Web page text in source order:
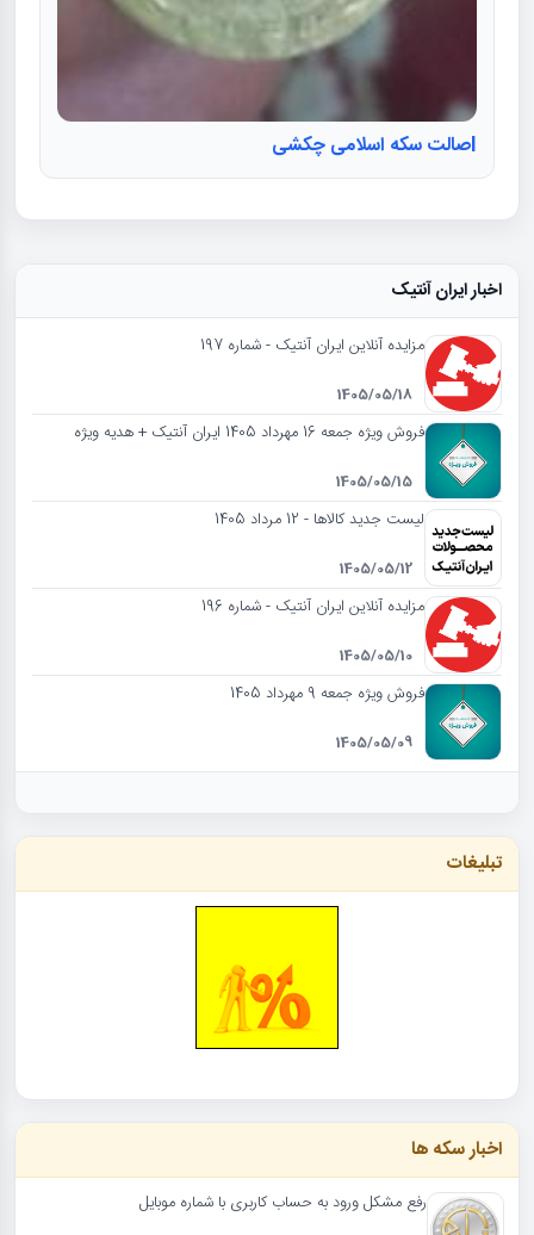
Iصالت سکه اسلامی چکشی
اخبار ایران آنتیک
مزایده آنلاین ایران آنتیک - شماره 197
1405/05/18
فروش ویژه جمعه 16 مهرداد 1405 ایران آنتیک + هدیه ویژه
1405/05/15
لیست جدید کالاها - 12 مرداد 1405
1405/05/12
مزایده آنلاین ایران آنتیک - شماره 196
1405/05/10
فروش ویژه جمعه 9 مهرداد 1405
1405/05/09
تبلیغات
اخبار سکه ها
رفع مشکل ورود به حساب کاربری با شماره موبایل